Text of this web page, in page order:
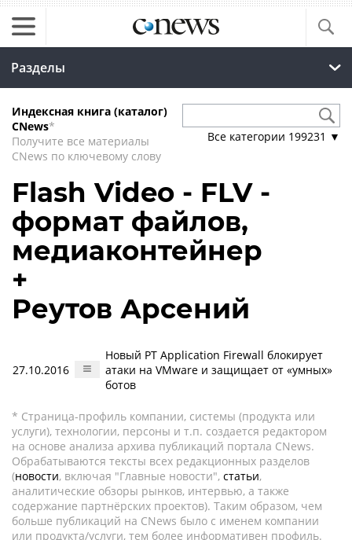
Разделы
Индексная книга (каталог)
CNews*
Получите все материалы
CNews по ключевому слову
Все категории 199231 ▼
Flash Video - FLV -
формат файлов,
медиаконтейнер
+
Реутов Арсений
27.10.2016
Новый PT Application Firewall блокирует
атаки на VMware и защищает от «умных»
ботов
* Страница-профиль компании, системы (продукта или
услуги), технологии, персоны и т.п. создается редактором
на основе анализа архива публикаций портала CNews.
Обрабатываются тексты всех редакционных разделов
(новости, включая "Главные новости", статьи,
аналитические обзоры рынков, интервью, а также
содержание партнёрских проектов). Таким образом, чем
больше публикаций на CNews было с именем компании
или продукта/услуги, тем более информативен профиль.